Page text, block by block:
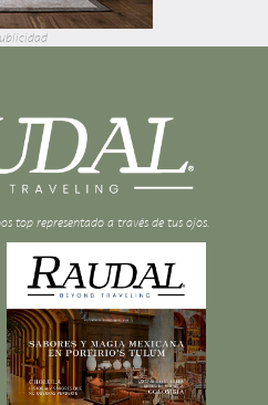
top representado a través de tus ojos.